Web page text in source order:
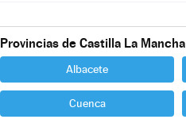
Provincias de Castilla La Mancha
Albacete
Cuenca